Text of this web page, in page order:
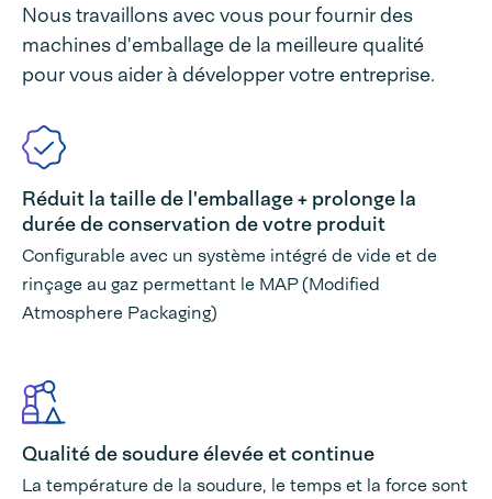
Nous travaillons avec vous pour fournir des
machines d'emballage de la meilleure qualité
pour vous aider à développer votre entreprise.
Réduit la taille de l'emballage + prolonge la
durée de conservation de votre produit
Configurable avec un système intégré de vide et de
rinçage au gaz permettant le MAP (Modified
Atmosphere Packaging)
Qualité de soudure élevée et continue
La température de la soudure, le temps et la force sont